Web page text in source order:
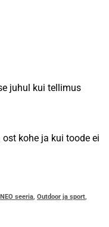
juhul kui tellimus
kohe ja kui toode ei
NEO seeria, Outdoor ja sport,